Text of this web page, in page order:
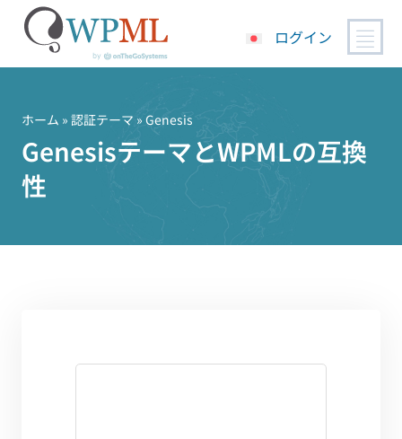
ッ
ログイン
ホーム » 認証テーマ » Genesis
GenesisテーマとWPMLの互換
性